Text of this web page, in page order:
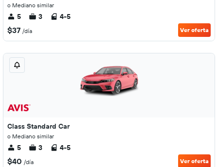
o Mediano similar
5 3 4-5
$37 /día Ver oferta
Class Standard Car
o Mediano similar
5 3 4-5
$40 /día Ver oferta